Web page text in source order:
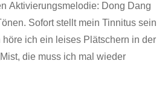
Aktivierungsmelodie: Dong Dang
Sofort stellt mein Tinnitus sein
ich ein leises Plätschern in der
die muss ich mal wieder